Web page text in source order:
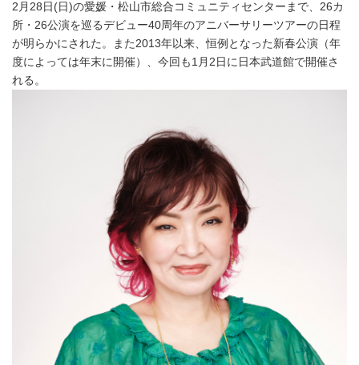
2月28日(日)の愛媛・松山市総合コミュニティセンターまで、26カ
所・26公演を巡るデビュー40周年のアニバーサリーツアーの日程
が明らかにされた。また2013年以来、恒例となった新春公演（年
度によっては年末に開催）、今回も1月2日に日本武道館で開催さ
れる。